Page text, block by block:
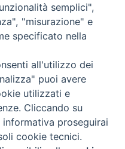
9 - 13
WebMail
© Arcidiocesi di Brindisi – Ostuni
semplici",
"misurazione" e
specificato nella
all'utilizzo dei
puoi avere
utilizzati e
Cliccando su
proseguirai
cookie tecnici.